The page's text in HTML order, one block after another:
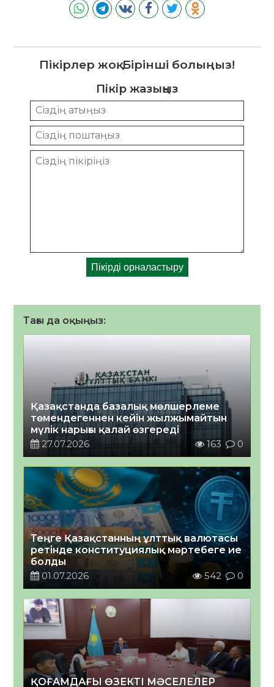
Пікірлер жоқ. Бірінші болыңыз!
Пікір жазыңыз
Тағы да оқыңыз:
Қазақстанда базалық мөлшерлеме
төмендегеннен кейін жылжымайтын
мүлік нарығы қалай өзгереді
27.07.2026
163 0
Теңге Қазақстанның ұлттық валютасы
ретінде конституциялық мәртебеге ие
болды
01.07.2026
542 0
ҚОҒАМДАҒЫ ӨЗЕКТІ МӘСЕЛЕЛЕР